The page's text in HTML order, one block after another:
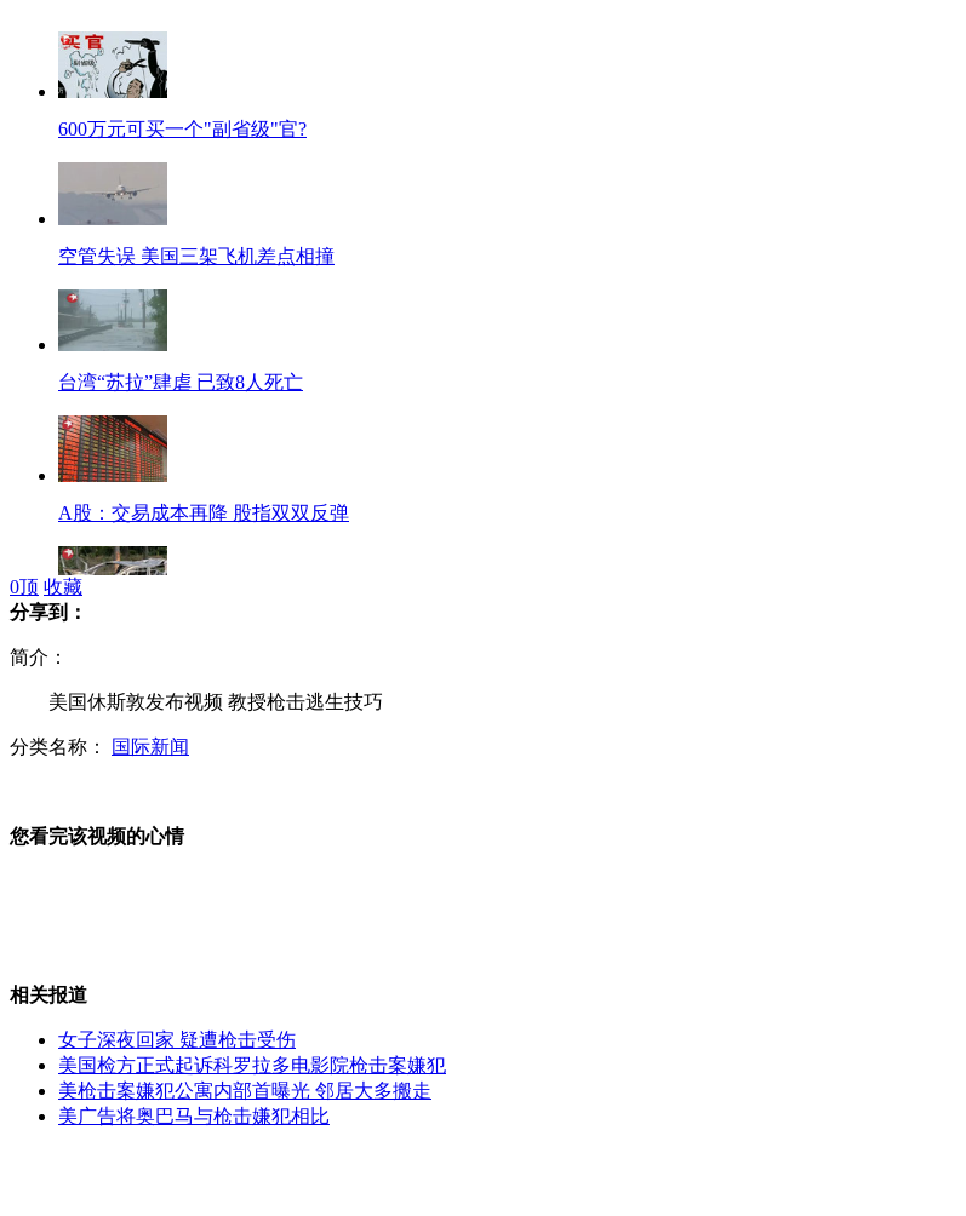
600万元可买一个"副省级"官?
空管失误 美国三架飞机差点相撞
台湾“苏拉”肆虐 已致8人死亡
A股：交易成本再降 股指双双反弹
周迅、梁朝伟想改演喜剧
0顶 收藏
分享到：
简介：
美国休斯敦发布视频 教授枪击逃生技巧
分类名称： 国际新闻
您看完该视频的心情
相关报道
女子深夜回家 疑遭枪击受伤
美国检方正式起诉科罗拉多电影院枪击案嫌犯
美枪击案嫌犯公寓内部首曝光 邻居大多搬走
美广告将奥巴马与枪击嫌犯相比